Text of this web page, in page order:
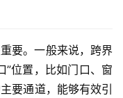
要。一般来说，跨界
”位置，比如门口、窗
要通道，能够有效引